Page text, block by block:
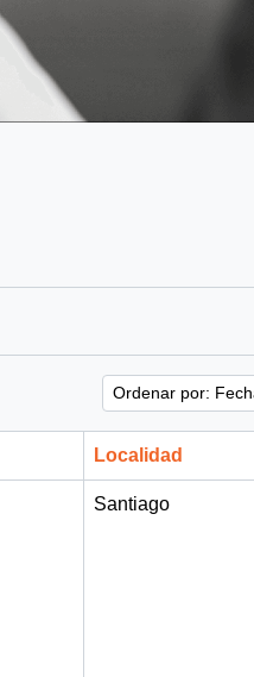
Ordenar por:
Localidad
Santiago